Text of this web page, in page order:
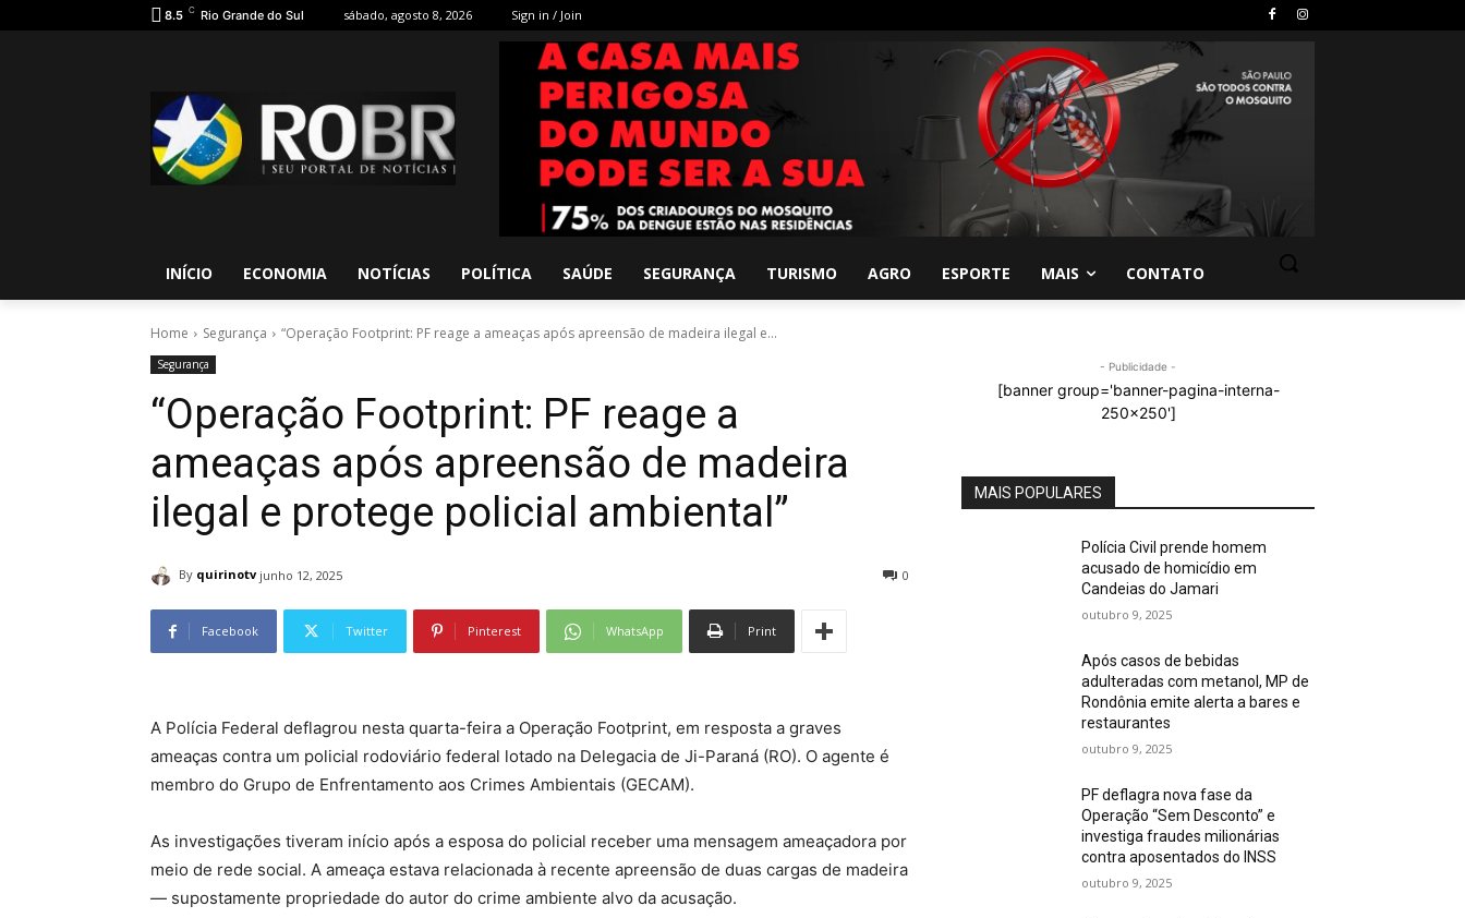
8.5 C Rio Grande do Sul sábado, agosto 8, 2026 Sign in / Join
INÍCIO ECONOMIA NOTÍCIAS POLÍTICA SAÚDE SEGURANÇA TURISMO AGRO ESPORTE MAIS CONTATO
Home Segurança “Operação Footprint: PF reage a ameaças após apreensão de madeira ilegal e...
Segurança
“Operação Footprint: PF reage a
ameaças após apreensão de madeira
ilegal e protege policial ambiental”
By quirinotv junho 12, 2025 0
Facebook Twitter Pinterest WhatsApp Print
A Polícia Federal deflagrou nesta quarta-feira a Operação Footprint, em resposta a graves
ameaças contra um policial rodoviário federal lotado na Delegacia de Ji-Paraná (RO). O agente é
membro do Grupo de Enfrentamento aos Crimes Ambientais (GECAM).
As investigações tiveram início após a esposa do policial receber uma mensagem ameaçadora por
meio de rede social. A ameaça estava relacionada à recente apreensão de duas cargas de madeira
— supostamente propriedade do autor do crime ambiente alvo da acusação.
- Publicidade -
[banner group='banner-pagina-interna-
250x250']
MAIS POPULARES
Polícia Civil prende homem
acusado de homicídio em
Candeias do Jamari
outubro 9, 2025
Após casos de bebidas
adulteradas com metanol, MP de
Rondônia emite alerta a bares e
restaurantes
outubro 9, 2025
PF deflagra nova fase da
Operação “Sem Desconto” e
investiga fraudes milionárias
contra aposentados do INSS
outubro 9, 2025